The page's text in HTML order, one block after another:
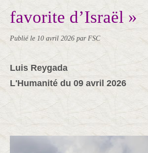
favorite d’Israël »
Publié le 10 avril 2026 par FSC
Luis Reygada
L'Humanité du 09 avril 2026